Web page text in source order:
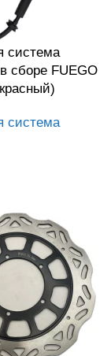
система
сборе FUEGO
система